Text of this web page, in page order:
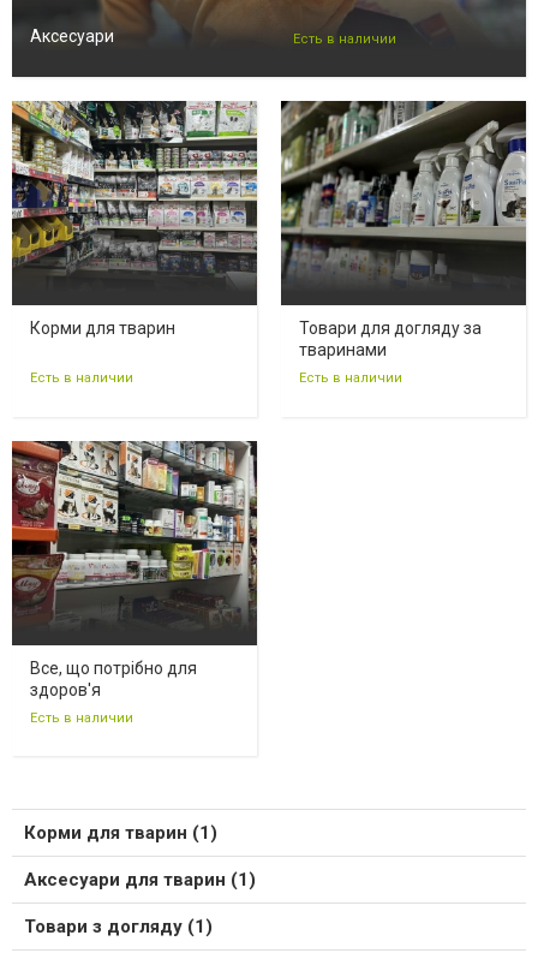
Аксесуари Есть в наличии
Корми для тварин
Есть в наличии
Товари для догляду за
тваринами
Есть в наличии
Все, що потрібно для
здоров'я
Есть в наличии
Корми для тварин (1)
Аксесуари для тварин (1)
Товари з догляду (1)